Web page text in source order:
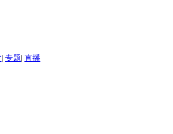
| 专题| 直播